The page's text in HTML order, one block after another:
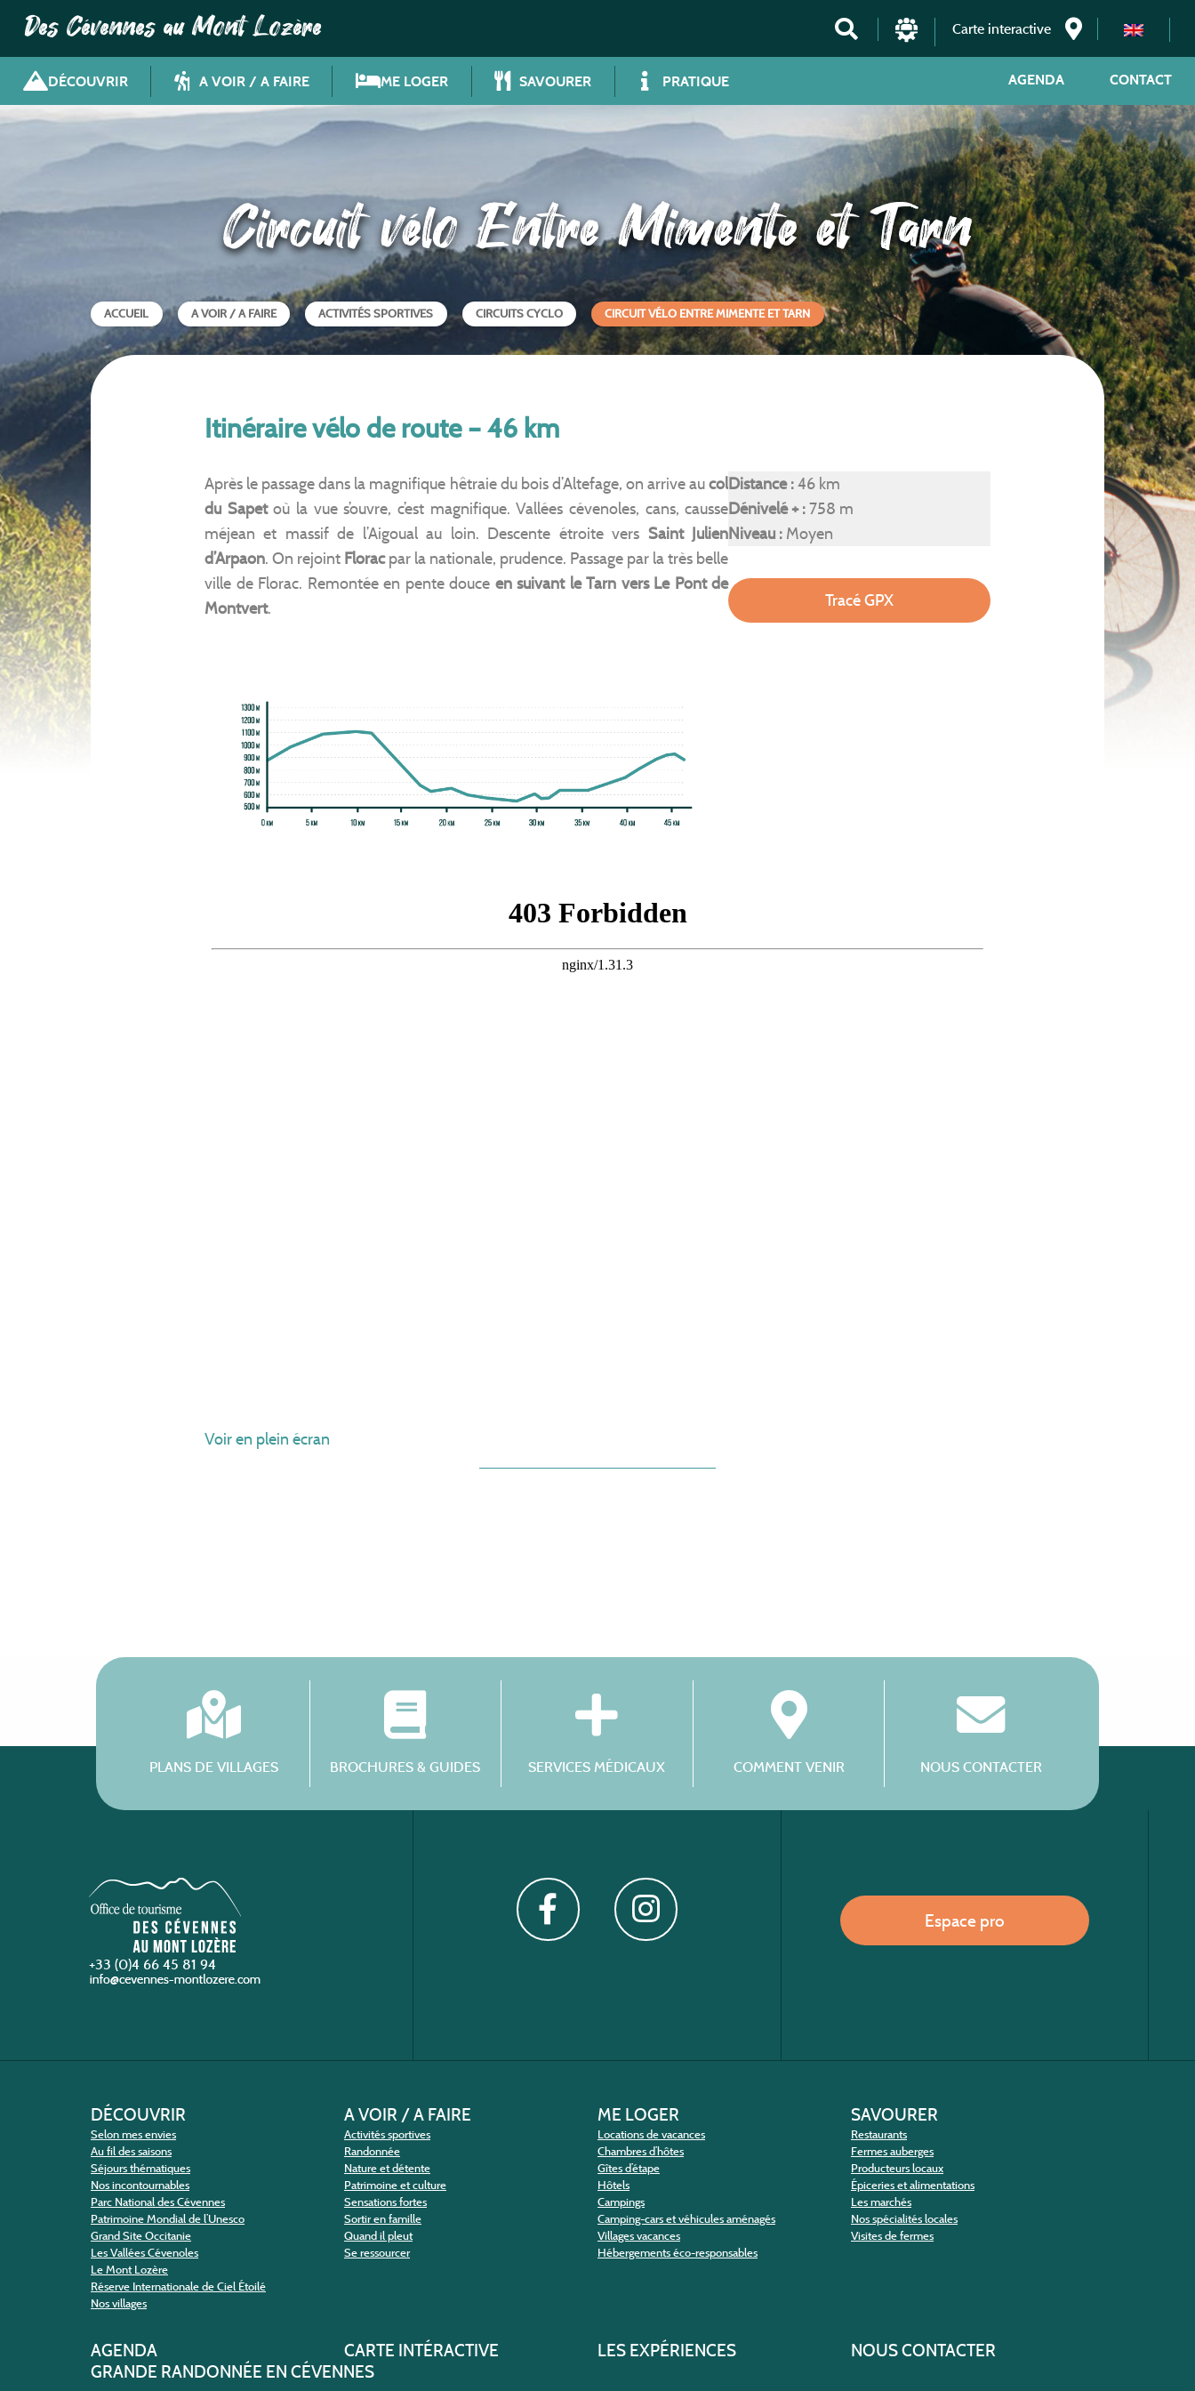
Des Cévennes au Mont Lozère Carte interactive
DÉCOUVRIR A VOIR / A FAIRE ME LOGER SAVOURER PRATIQUE CONTACT
AGENDA
Circuit vélo Entre Mimente et Tarn
ACCUEIL A VOIR / A FAIRE ACTIVITÉS SPORTIVES CIRCUITS CYCLO CIRCUIT VÉLO ENTRE MIMENTE ET TARN
Itinéraire vélo de route – 46 km
Après le passage dans la magnifique hêtraie du bois d’Altefage, on arrive aucol
du Sapetoù la vue s’ouvre, c’est magnifique. Vallées cévenoles, cans, causse
méjean et massif de l’Aigoual au loin. Descente étroite vers Saint Julien
d’Arpaon. On rejoint Floracpar la nationale, prudence. Passage par la très belle
ville de Florac. Remontée en pente douce en suivant le Tarn vers Le Pont de
Montvert.
Distance :46 km
Dénivelé + :758 m
Niveau : Moyen
Tracé GPX
Voir en plein écran
PLANS DE VILLAGES BROCHURES & GUIDES SERVICES MÉDICAUX COMMENT VENIR NOUS CONTACTER
+33 (0)4 66 45 81 94
Espace pro
DÉCOUVRIR
Selon mes envies
Au fil des saisons
Séjours thématiques
Nos incontournables
Parc National des Cévennes
Patrimoine Mondial de l’Unesco
Grand Site Occitanie
Les Vallées Cévenoles
Le Mont Lozère
Réserve Internationale de Ciel Étoilé
Nos villages
A VOIR / A FAIRE
Activités sportives
Randonnée
Nature et détente
Patrimoine et culture
Sensations fortes
Sortir en famille
Quand il pleut
Se ressourcer
ME LOGER
Locations de vacances
Chambres d’hôtes
Gîtes d’étape
Hôtels
Campings
Camping-cars et véhicules aménagés
Villages vacances
Hébergements éco-responsables
SAVOURER
Restaurants
Fermes auberges
Producteurs locaux
Épiceries et alimentations
Les marchés
Nos spécialités locales
Visites de fermes
AGENDA CARTE INTÉRACTIVE LES EXPÉRIENCES
NOUS CONTACTER
GRANDE RANDONNÉE EN CÉVENNES